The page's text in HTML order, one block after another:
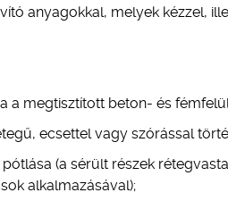
anyagokkal, melyek kézzel,
a megtisztított beton- és
ecsettel vagy szórással
pótlása (a sérült részek
alkalmazásával);